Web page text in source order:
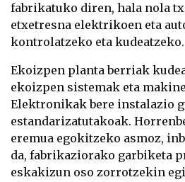
fabrikatuko diren, hala nola
etxetresna elektrikoen eta
kontrolatzeko eta kudeatzeko.
Ekoizpen planta berriak
ekoizpen sistemak eta
Elektronikak bere instalazio
estandarizatutakoak.
eremua egokitzeko asmoz,
da, fabrikaziorako garbiketa
eskakizun oso zorrotzekin